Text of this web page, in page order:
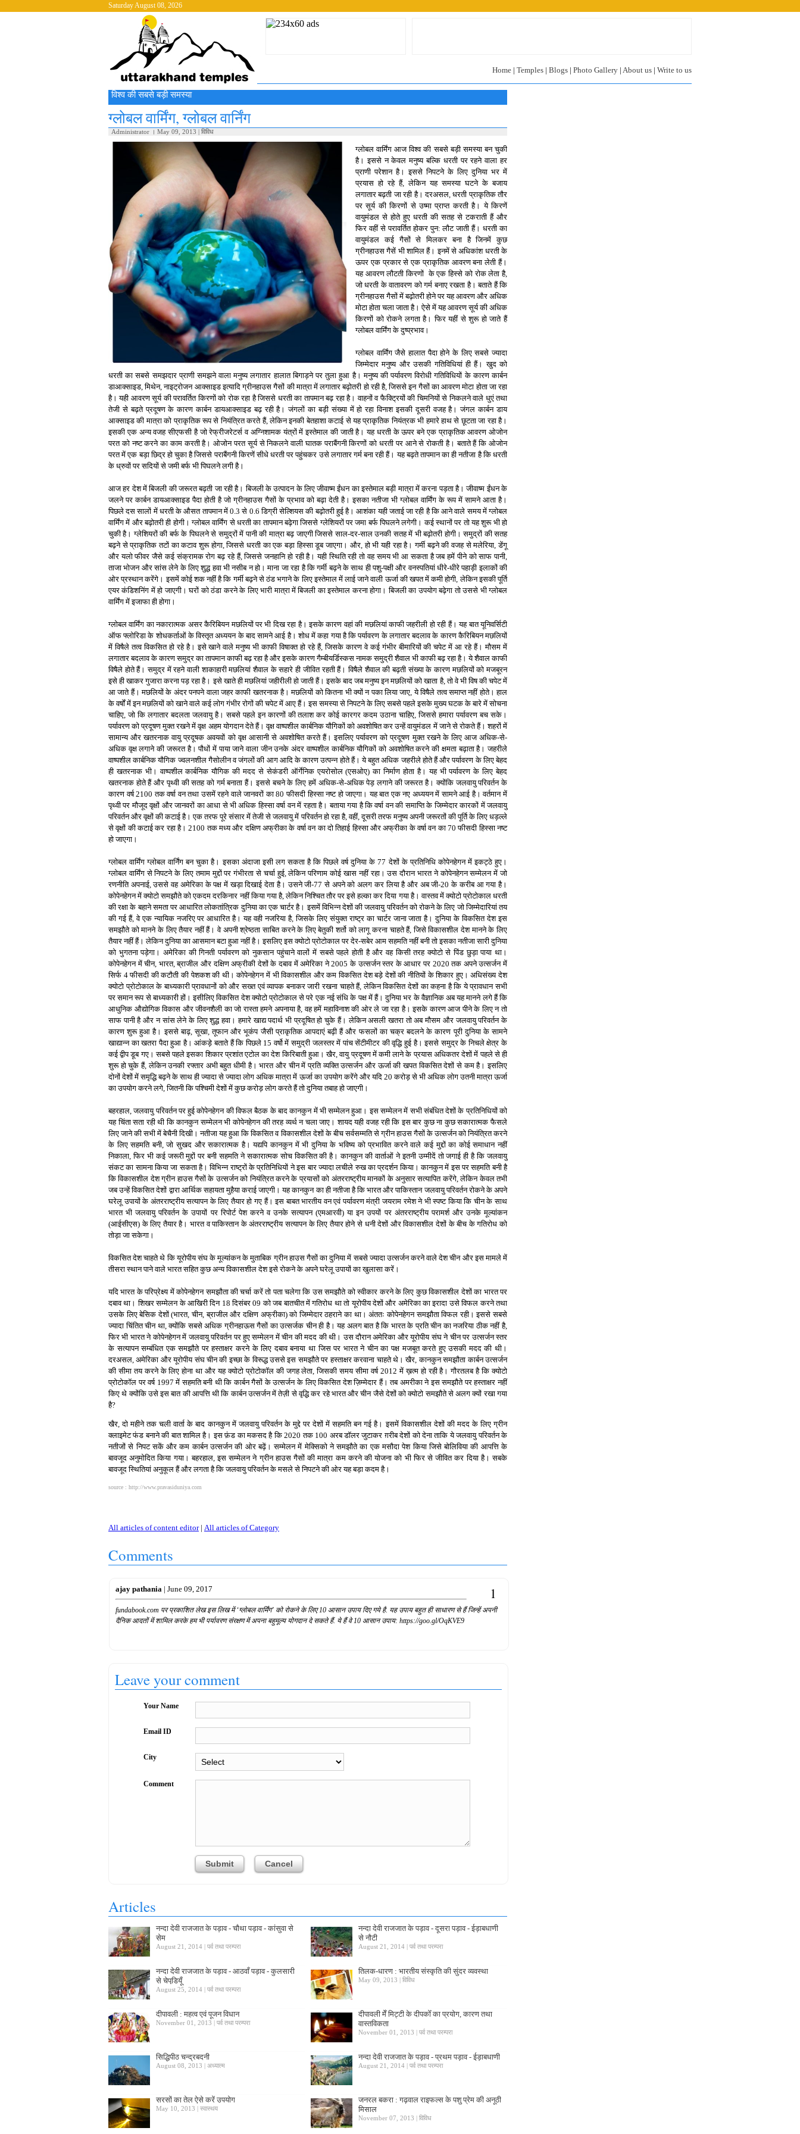
Saturday August 08, 2026
Home | Temples | Blogs | Photo Gallery | About us | Write to us
विश्व की सबसे बड़ी समस्या
ग्लोबल वार्मिंग, ग्लोबल वार्निंग
Administrator । May 09, 2013 | विविध
ग्लोबल वार्मिंग आज विश्व की सबसे बड़ी समस्या बन चुकी
है। इससे न केवल मनुष्य बल्कि धरती पर रहने वाला हर
प्राणी परेशान है। इससे निपटने के लिए दुनिया भर में
प्रयास हो रहे हैं, लेकिन यह समस्या घटने के बजाय
लगातार बढ़ती जा रही है। दरअसल, धरती प्राकृतिक तौर
पर सूर्य की किरणों से उष्मा प्राप्त करती है। ये किरणें
वायुमंडल से होते हुए धरती की सतह से टकराती हैं और
फिर वहीं से परावर्तित होकर पुन: लौट जाती हैं। धरती का
वायुमंडल कई गैसों से मिलकर बना है जिनमें कुछ
ग्रीनहाउस गैसें भी शामिल हैं। इनमें से अधिकांश धरती के
ऊपर एक प्रकार से एक प्राकृतिक आवरण बना लेती हैं।
यह आवरण लौटती किरणों के एक हिस्से को रोक लेता है,
जो धरती के वातावरण को गर्म बनाए रखता है। बताते हैं कि
ग्रीनहाउस गैसों में बढ़ोतरी होने पर यह आवरण और अधिक
मोटा होता चला जाता है। ऐसे में यह आवरण सूर्य की अधिक
किरणों को रोकने लगता है। फिर यहीं से शुरू हो जाते हैं
ग्लोबल वार्मिंग के दुष्प्रभाव।
ग्लोबल वार्मिंग जैसे हालात पैदा होने के लिए सबसे ज्यादा
जिम्मेदार मनुष्य और उसकी गतिविधियां ही हैं। खुद को
धरती का सबसे समझदार प्राणी समझने वाला मनुष्य लगातार हालात बिगाड़ने पर तुला हुआ है। मनुष्य की पर्यावरण विरोधी गतिविधियों के कारण कार्बन
डाआक्साइड, मिथेन, नाइट्रोजन आक्साइड इत्यादि ग्रीनहाउस गैसों की मात्रा में लगातार बढ़ोतरी हो रही है, जिससे इन गैसों का आवरण मोटा होता जा रहा
है। यही आवरण सूर्य की परावर्तित किरणों को रोक रहा है जिससे धरती का तापमान बढ़ रहा है। वाहनों व फैक्ट्रियों की चिमनियों से निकलने वाले धुएं तथा
तेजी से बढ़ते प्रदूषण के कारण कार्बन डायआक्साइड बढ़ रही है। जंगलों का बड़ी संख्या में हो रहा विनाश इसकी दूसरी वजह है। जंगल कार्बन डाय
आक्साइड की मात्रा को प्राकृतिक रूप से नियंत्रित करते हैं, लेकिन इनकी बेतहाशा कटाई से यह प्राकृतिक नियंत्रक भी हमारे हाथ से छूटता जा रहा है।
इसकी एक अन्य वजह सीएफसी है जो रेफ्रीजरेटर्स व अग्निशामक यंत्रों में इस्तेमाल की जाती है। यह धरती के ऊपर बने एक प्राकृतिक आवरण ओजोन
परत को नष्ट करने का काम करती है। ओजोन परत सूर्य से निकलने वाली घातक पराबैंगनी किरणों को धरती पर आने से रोकती है। बताते हैं कि ओजोन
परत में एक बड़ा छिद्र हो चुका है जिससे पराबैंगनी किरणें सीधे धरती पर पहुंचकर उसे लगातार गर्म बना रही हैं। यह बढ़ते तापमान का ही नतीजा है कि धरती
के ध्रुवों पर सदियों से जमी बर्फ भी पिघलने लगी है।
आज हर देश में बिजली की जरूरत बढ़ती जा रही है। बिजली के उत्पादन के लिए जीवाष्म ईंधन का इस्तेमाल बड़ी मात्रा में करना पड़ता है। जीवाष्म ईंधन के
जलने पर कार्बन डायआक्साइड पैदा होती है जो ग्रीनहाउस गैसों के प्रभाव को बढ़ा देती है। इसका नतीजा भी ग्लोबल वार्मिंग के रूप में सामने आता है।
पिछले दस सालों में धरती के औसत तापमान में 0.3 से 0.6 डिग्री सेल्शियस की बढ़ोतरी हुई है। आशंका यही जताई जा रही है कि आने वाले समय में ग्लोबल
वार्मिंग में और बढ़ोतरी ही होगी। ग्लोबल वार्मिंग से धरती का तापमान बढ़ेगा जिससे ग्लेशियरों पर जमा बर्फ पिघलने लगेगी। कई स्थानों पर तो यह शुरू भी हो
चुकी है। ग्लेशियरों की बर्फ के पिघलने से समुद्रों में पानी की मात्रा बढ़ जाएगी जिससे साल-दर-साल उनकी सतह में भी बढ़ोतरी होगी। समुद्रों की सतह
बढ़ने से प्राकृतिक तटों का कटाव शुरू होगा, जिससे धरती का एक बड़ा हिस्सा डूब जाएगा। और, हो भी यही रहा है। गर्मी बढ़ने की वजह से मलेरिया, डेंगू
और यलो फीवर जैसे कई संक्रामक रोग बढ़ रहे हैं, जिससे जनहानि हो रही है। यही स्थिति रही तो वह समय भी आ सकता है जब हमें पीने को साफ पानी,
ताजा भोजन और सांस लेने के लिए शुद्ध हवा भी नसीब न हो। माना जा रहा है कि गर्मी बढ़ने के साथ ही पशु-पक्षी और वनस्पतियां धीरे-धीरे पहाड़ी इलाकों की
ओर प्रस्थान करेंगे। इसमें कोई शक नहीं है कि गर्मी बढ़ने से ठंड भगाने के लिए इस्तेमाल में लाई जाने वाली ऊर्जा की खपत में कमी होगी, लेकिन इसकी पूर्ति
एयर कंडिशनिंग में हो जाएगी। घरों को ठंडा करने के लिए भारी मात्रा में बिजली का इस्तेमाल करना होगा। बिजली का उपयोग बढ़ेगा तो उससे भी ग्लोबल
वार्मिंग में इजाफा ही होगा।
ग्लोबल वार्मिंग का नकारात्मक असर कैरिबियन मछलियों पर भी दिख रहा है। इसके कारण वहां की मछलियां काफी जहरीली हो रही हैं। यह बात यूनिवर्सिटी
ऑफ फ्लोरिडा के शोधकर्ताओं के विस्तृत अध्ययन के बाद सामने आई है। शोध में कहा गया है कि पर्यावरण के लगातार बदलाव के कारण कैरिबियन मछलियों
में विषैले तत्व विकसित हो रहे है। इसे खाने वाले मनुष्य भी काफी विषाक्त हो रहे हैं, जिसके कारण वे कई गंभीर बीमारियों की चपेट में आ रहे हैं। मौसम में
लगातार बदलाव के कारण समुद्र का तापमान काफी बढ़ रहा है और इसके कारण गैम्बीयर्डिस्कस नामक समुद्री शैवाल भी काफी बढ़ रहा है। ये शैवाल काफी
विषैले होते हैं। समुद्र में रहने वाली शाकाहारी मछलियां शैवाल के सहारे ही जीवित रहती हैं। विषैले शैवाल की बढ़ती संख्या के कारण मछलियों को मजबूरन
इसे ही खाकर गुजारा करना पड़ रहा है। इसे खाते ही मछलियां जहीरीली हो जाती हैं। इसके बाद जब मनुष्य इन मछलियों को खाता है, तो वे भी विष की चपेट में
आ जाते हैं। मछलियों के अंदर पनपने वाला जहर काफी खतरनाक है। मछलियों को कितना भी क्यों न पका लिया जाए, ये विषैले तत्व समाप्त नहीं होते। हाल
के वर्षों में इन मछलियों को खाने वाले कई लोग गंभीर रोगों की चपेट में आए हैं। इस समस्या से निपटने के लिए सबसे पहले इसके मुख्य घटक के बारे में सोचना
चाहिए, जो कि लगातार बदलता जलवायु है। सबसे पहले इन कारणों की तलाश कर कोई कारगर कदम उठाना चाहिए, जिससे हमारा पर्यावरण बच सके।
पर्यावरण को प्रदूषण मुक्त रखने में वृक्ष अहम योगदान देते हैं। वृक्ष वाष्पशील कार्बनिक यौगिकों को अवशोषित कर उन्हें वायुमंडल में जाने से रोकते हैं। शहरों में
सामान्य और खतरनाक वायु प्रदूषक अवयवों को वृक्ष आसानी से अवशोषित करते हैं। इसलिए पर्यावरण को प्रदूषण मुक्त रखने के लिए आज अधिक-से-
अधिक वृक्ष लगाने की जरूरत है। पौधों में पाया जाने वाला जीन उनके अंदर वाष्पशील कार्बनिक यौगिकों को अवशोषित करने की क्षमता बढ़ाता है। जहरीले
वाष्पशील कार्बनिक यौगिक ज्वलनशील गैसोलीन व जंगलों की आग आदि के कारण उत्पन्न होते हैं। ये बहुत अधिक जहरीले होते हैं और पर्यावरण के लिए बेहद
ही खतरनाक भी। वाष्पशील कार्बनिक यौगिक की मदद से सेकंडरी ऑर्गेनिक एयरोसोल (एसओए) का निर्माण होता है। यह भी पर्यावरण के लिए बेहद
खतरनाक होते हैं और पृथ्वी की सतह को गर्म बनाता हैं। इससे बचने के लिए हमें अधिक-से-अधिक पेड़ लगाने की जरूरत है। क्योंकि जलवायु परिवर्तन के
कारण वर्ष 2100 तक वर्षा वन तथा उसमें रहने वाले जानवरों का 80 फीसदी हिस्सा नष्ट हो जाएगा। यह बात एक नए अध्ययन में सामने आई है। वर्तमान में
पृथ्वी पर मौजूद वृक्षों और जानवरों का आधा से भी अधिक हिस्सा वर्षा वन में रहता है। बताया गया है कि वर्षा वन की समाप्ति के जिम्मेदार कारकों में जलवायु
परिवर्तन और वृक्षों की कटाई है। एक तरफ पूरे संसार में तेजी से जलवायु में परिवर्तन हो रहा है, वहीं, दूसरी तरफ मनुष्य अपनी जरूरतों की पूर्ति के लिए धड़ल्ले
से वृक्षों की कटाई कर रहा है। 2100 तक मध्य और दक्षिण अफ्रीका के वर्षा वन का दो तिहाई हिस्सा और अफ्रीका के वर्षा वन का 70 फीसदी हिस्सा नष्ट
हो जाएगा।
ग्लोबल वार्मिंग ग्लोबल वार्निंग बन चुका है। इसका अंदाजा इसी लग सकता है कि पिछले वर्ष दुनिया के 77 देशों के प्रतिनिधि कोपेनहेगन में इकट्ठे हुए।
ग्लोबल वार्मिंग से निपटने के लिए तमाम मुद्दों पर गंभीरता से चर्चा हुई, लेकिन परिणाम कोई खास नहीं रहा। उस दौरान भारत ने कोपेनहेगन सम्मेलन में जो
रणनीति अपनाई, उससे वह अमेरिका के पक्ष में खड़ा दिखाई देता है। उसने जी-77 से अपने को अलग कर लिया है और अब जी-20 के करीब आ गया है।
कोपेनहेगन में क्योटो समझौते को एकदम दरकिनार नहीं किया गया है, लेकिन निश्चित तौर पर इसे हल्का कर दिया गया है। वास्तव में क्योटो प्रोटोकाल धरती
की रक्षा के बहाने समता पर आधारित लोकतांत्रिक दुनिया का एक चार्टर है। इसमें विभिन्न देशों की जलवायु परिवर्तन को रोकने के लिए जो जिम्मेदारियां तय
की गई हैं, वे एक न्यायिक नजरिए पर आधारित है। यह वही नजरिया है, जिसके लिए संयुक्त राष्ट्र का चार्टर जाना जाता है। दुनिया के विकसित देश इस
समझौते को मानने के लिए तैयार नहीं हैं। वे अपनी श्रेष्ठता साबित करने के लिए बेतुकी शर्तो को लागू करना चाहते हैं, जिसे विकासशील देश मानने के लिए
तैयार नहीं हैं। लेकिन दुनिया का आसमान बटा हुआ नहीं है। इसलिए इस क्योटो प्रोटोकाल पर देर-सबेर आम सहमति नहीं बनी तो इसका नतीजा सारी दुनिया
को भुगतना पड़ेगा। अमेरिका की गिनती पर्यावरण को नुकसान पहुंचाने वालों में सबसे पहले होती है और वह किसी तरह क्योटो से पिंड छुड़ा पाया था।
कोपेनहेगन में चीन, भारत, ब्राजील और दक्षिण अफ्रीकी देशों के दबाव में अमेरिका ने 2005 के उत्सर्जन स्तर के आधार पर 2020 तक अपने उत्सर्जन में
सिर्फ 4 फीसदी की कटौती की पेशकश की थी। कोपेनहेगन में भी विकासशील और कम विकसित देश बड़े देशों की नीतियों के शिकार हुए। अधिसंख्य देश
क्योटो प्रोटोकाल के बाध्यकारी प्रावधानों को और सख्त एवं व्यापक बनाकर जारी रखना चाहते हैं, लेकिन विकसित देशों का कहना है कि ये प्रावधान सभी
पर समान रूप से बाध्यकारी हों। इसीलिए विकसित देश क्योटो प्रोटोकाल से परे एक नई संधि के पक्ष में हैं। दुनिया भर के वैज्ञानिक अब यह मानने लगे हैं कि
आधुनिक औद्योगिक विकास और जीवनशैली का जो रास्ता हमने अपनाया है, वह हमें महाविनाश की ओर ले जा रहा है। इसके कारण आज पीने के लिए न तो
साफ पानी है और न सांस लेने के लिए शुद्ध हवा। हमारे खाद्य पदार्थ भी प्रदूषित हो चुके हैं। लेकिन असली खतरा तो अब मौसम और जलवायु परिवर्तन के
कारण शुरू हुआ है। इससे बाढ़, सूखा, तूफान और भूकंप जैसी प्राकृतिक आपदाएं बढ़ी हैं और फसलों का चक्र बदलने के कारण पूरी दुनिया के सामने
खाद्यान्न का खतरा पैदा हुआ है। आंकड़े बताते हैं कि पिछले 15 वर्षो में समुद्री जलस्तर में पांच सेंटीमीटर की वृद्धि हुई है। इससे समुद्र के निचले क्षेत्र के
कई द्वीप डूब गए। सबसे पहले इसका शिकार प्रशांत एटोल का देश किरिबाती हुआ। खैर, वायु प्रदूषण में कमी लाने के प्रयास अधिकतर देशों में पहले से ही
शुरू हो चुके हैं, लेकिन उनकी रफ्तार अभी बहुत धीमी है। भारत और चीन में प्रति व्यक्ति उत्सर्जन और ऊर्जा की खपत विकसित देशों से कम है। इसलिए
दोनों देशों में समृद्धि बढ़ने के साथ ही ज्यादा से ज्यादा लोग अधिक मात्रा में ऊर्जा का उपयोग करेंगे और यदि 20 करोड़ से भी अधिक लोग उतनी मात्रा ऊर्जा
का उपयोग करने लगे, जितनी कि पश्चिमी देशों में कुछ करोड़ लोग करते हैं तो दुनिया तबाह हो जाएगी।
बहरहाल, जलवायु परिवर्तन पर हुई कोपेनहेगन की विफल बैठक के बाद कानकुन में भी सम्मेलन हुआ। इस सम्मेलन में सभी संबंधित देशों के प्रतिनिधियों को
यह चिंता सता रही थी कि कानकुन सम्मेलन भी कोपेनहेगन की तरह व्यर्थ न चला जाए। शायद यही वजह रही कि इस बार कुछ ना कुछ सकारात्मक फैसले
लिए जाने की सभी में बेचैनी दिखी। नतीजा यह हुआ कि विकसित व विकासशील देशों के बीच सर्वसम्मति से ग्रीन हाउस गैसों के उत्सर्जन को नियंत्रित करने
के लिए सहमति बनी, जो सुखद और सकारात्मक है। यद्यपि कानकुन में भी दुनिया के भविष्य को प्रभावित करने वाले कई मुद्दों का कोई समाधान नहीं
निकाला, फिर भी कई जरूरी मुद्दों पर बनी सहमति ने सकारात्मक सोच विकसित की है। कानकुन की वार्ताओं ने इतनी उम्मीदें तो जगाई ही है कि जलवायु
संकट का सामना किया जा सकता है। विभिन्न राष्ट्रों के प्रतिनिधियों ने इस बार ज्यादा लचीले रुख का प्रदर्शन किया। कानकुन में इस पर सहमति बनी है
कि विकासशील देश ग्रीन हाउस गैसों के उत्सर्जन को नियंत्रित करने के प्रयासों को अंतरराष्ट्रीय मानकों के अनुसार सत्यापित करेंगे, लेकिन केवल तभी
जब उन्हें विकसित देशों द्वारा आर्थिक सहायता मुहैया कराई जाएगी। यह कानकुन का ही नतीजा है कि भारत और पाकिस्तान जलवायु परिवर्तन रोकने के अपने
घरेलू उपायों के अंतरराष्ट्रीय सत्यापन के लिए तैयार हो गए हैं। इस बाबत भारतीय वन एवं पर्यावरण मंत्री जयराम रमेश ने भी स्पष्ट किया कि चीन के साथ
भारत भी जलवायु परिवर्तन के उपायों पर रिपोर्ट पेश करने व उनके सत्यापन (एमआरवी) या इन उपयों पर अंतरराष्ट्रीय परामर्श और उनके मूल्यांकन
(आईसीएस) के लिए तैयार है। भारत व पाकिस्तान के अंतरराष्ट्रीय सत्यापन के लिए तैयार होने से धनी देशों और विकासशील देशों के बीच के गतिरोध को
तोड़ा जा सकेगा।
विकसित देश चाहते थे कि यूरोपीय संघ के मूल्यांकन के मुताबिक ग्रीन हाउस गैसों का दुनिया में सबसे ज्यादा उत्सर्जन करने वाले देश चीन और इस मामले में
तीसरा स्थान पाने वाले भारत सहित कुछ अन्य विकासशील देश इसे रोकने के अपने घरेलू उपायों का खुलासा करें।
यदि भारत के परिप्रेक्ष्य में कोपेनहेगन समझौता की चर्चा करें तो पता चलेगा कि उस समझौते को स्वीकार करने के लिए कुछ विकासशील देशों का भारत पर
दबाव था। शिखर सम्मेलन के आखिरी दिन 18 दिसंबर 09 को जब बातचीत में गतिरोध था तो यूरोपीय देशों और अमेरिका का इरादा उसे विफल करने तथा
उसके लिए बेसिक देशों (भारत, चीन, ब्राजील और दक्षिण अफ्रीका) को जिम्मेदार ठहराने का था। अंततः कोपेनहेगन समझौता विफल रही। इससे सबसे
ज्यादा चिंतित चीन था, क्योंकि सबसे अधिक ग्रीनहाऊस गैसों का उत्सर्जक चीन ही है। यह अलग बात है कि भारत के प्रति चीन का नजरिया ठीक नहीं है,
फिर भी भारत ने कोपेनहेगन में जलवायु परिवर्तन पर हुए सम्मेलन में चीन की मदद की थी। उस दौरान अमेरिका और यूरोपीय संघ ने चीन पर उत्सर्जन स्तर
के सत्यापन सम्बंधित एक समझौते पर हस्ताक्षर करने के लिए दबाव बनाया था जिस पर भारत ने चीन का पक्ष मजबूत करते हुए उसकी मदद की थी।
दरअसल, अमेरिका और यूरोपीय संघ चीन की इच्छा के विरूद्ध उससे इस समझौते पर हस्ताक्षर करवाना चाहते थे। खैर, कानकुन समझौता कार्बन उत्सर्जन
की सीमा तय करने के लिए होना था और यह क्योटो प्रोटोकॉल की जगह लेता, जिसकी समय सीमा वर्ष 2012 में ख़त्म हो रही है। गौरतलब है कि क्योटो
प्रोटोकॉल पर वर्ष 1997 में सहमति बनी थी कि कार्बन गैसों के उत्सर्जन के लिए विकसित देश ज़िम्मेदार हैं। तब अमरीका ने इस समझौते पर हस्ताक्षर नहीं
किए थे क्योंकि उसे इस बात की आपत्ति थी कि कार्बन उत्सर्जन में तेज़ी से वृद्धि कर रहे भारत और चीन जैसे देशों को क्योटो समझौते से अलग क्यों रखा गया
है?
खैर, दो महीने तक चली वार्ता के बाद कानकुन में जलवायु परिवर्तन के मुद्दे पर देशों में सहमति बन गई है। इसमें विकासशील देशों की मदद के लिए ग्रीन
क्लाइमेट फंड बनाने की बात शामिल है। इस फ़ंड का मकसद है कि 2020 तक 100 अरब डॉलर जुटाकर ग़रीब देशों को देना ताकि ये जलवायु परिवर्तन के
नतीजों से निपट सकें और कम कार्बन उत्सर्जन की ओर बढ़ें। सम्मेलन में मेक्सिको ने समझौते का एक मसौदा पेश किया जिसे बोलिविया की आपत्ति के
बावजूद अनुमोदित किया गया। बहरहाल, इस सम्मेलन ने ग्रीन हाउस गैसों की मात्रा कम करने की योजना को भी फिर से जीवित कर दिया है। सबके
बावजूद स्थितियां अनुकूल हैं और लगता है कि जलवायु परिवर्तन के मसले से निपटने की ओर यह बड़ा कदम है।
source : http://www.pravasiduniya.com
All articles of content editor| All articles of Category
Comments
1
ajay pathania | June 09, 2017
fundabook.com पर प्रकाशित लेख इस लिख में ‘ग्लोबल वार्मिंग’ को रोकने के लिए 10 आसान उपाय दिए गये है. यह उपाय बहुत ही साधारण से हैं जिन्हें अपनी
दैनिक आदतों में शामिल करके हम भी पर्यावरण संरक्षण में अपना बहुमूल्य योगदान दे सकते हैं. ये हैं वे 10 आसान उपाय: https://goo.gl/OqKVE9
Leave your comment
Your Name
Email ID
City
Comment
Articles
नन्दा देवी राजजात के पड़ाव - चौथा पड़ाव - कांसुवा से
सेम
August 21, 2014 | पर्व तथा परम्परा
नन्दा देवी राजजात के पड़ाव - दूसरा पड़ाव - ईड़ाबधाणी
से नौटी
August 21, 2014 | पर्व तथा परम्परा
नन्दा देवी राजजात के पड़ाव - आठवाँ पड़ाव - कुलसारी
से चेपडि़यूँ
August 25, 2014 | पर्व तथा परम्परा
तिलक-धारण : भारतीय संस्कृति की सुंदर व्यवस्था
May 09, 2013 | विविध
दीपावली : महत्व एवं पूजन विधान
November 01, 2013 | पर्व तथा परम्परा
दीपावली मेँ मिट्टी के दीपकोँ का प्रयोग, कारण तथा
वास्तविकता
November 01, 2013 | पर्व तथा परम्परा
सिद्धिपीठ चन्द्रबदनी
August 08, 2013 | अध्यात्म
नन्दा देवी राजजात के पड़ाव - प्रथम पड़ाव - ईड़ाबधाणी
August 21, 2014 | पर्व तथा परम्परा
सरसों का तेल ऐसे करें उपयोग
May 10, 2013 | स्वास्थय
जनरल बकरा : गढ़वाल राइफल्स के पशु प्रेम की अनूठी
मिसाल
November 07, 2013 | विविध